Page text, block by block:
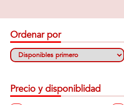
Ordenar por
Precio y disponiblidad